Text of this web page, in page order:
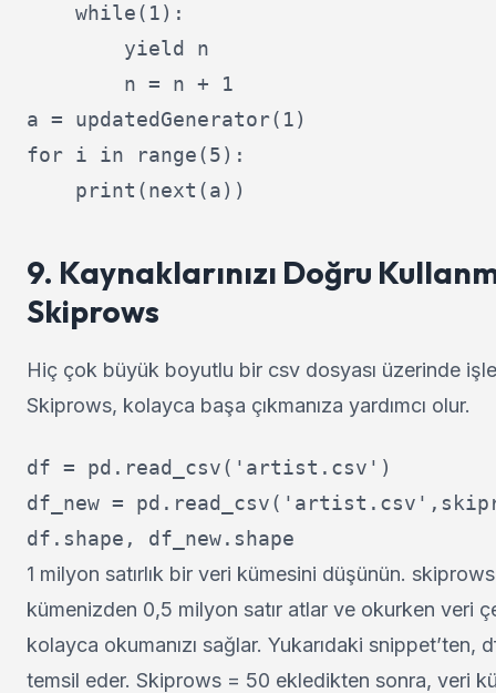
    while(1):
        yield n
        n = n + 1
a = updatedGenerator(1)
for i in range(5):
9. Kaynaklarınızı Doğru
Skiprows
Hiç çok büyük boyutlu bir csv dosyası üzerinde
Skiprows, kolayca başa çıkmanıza yardımcı olur.
df = pd.read_csv('artist.csv')
df_new =
1 milyon satırlık bir veri kümesini düşünün.
kümenizden 0,5 milyon satır atlar ve okurken veri
kolayca okumanızı sağlar. Yukarıdaki snippet’ten,
temsil eder. Skiprows = 50 ekledikten sonra, veri